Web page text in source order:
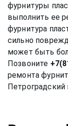
фурнитуры
выполнить ее
фурнитура
сильно
может быть
Позвоните
ремонта